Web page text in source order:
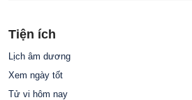
Tiện ích
Lịch âm dương
Xem ngày tốt
Tử vi hôm nay